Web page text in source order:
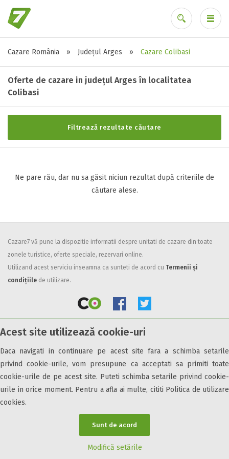
Acest site utilizează cookie-uri
Daca navigati in continuare pe acest site fara a schimba setarile
privind cookie-urile, vom presupune ca acceptati sa primiti toate
cookie-urile de pe acest site. Puteti schimba setarile privind cookie-
urile in orice moment. Pentru a afla ai multe, cititi Politica de utilizare
cookies.
Sunt de acord
Modifică setările
Cazare România » Județul Arges » Cazare Colibasi
Oferte de cazare in județul Arges în localitatea
Colibasi
Filtrează rezultate căutare
Stele / margarete
Neclasificat
1 stea / margareta
3 stele / margarete
4 stele / margarete
Selecteaza pretul
Facilități
Internet wireless
Parcare
All inclusive
Pensiune completa
Demipensiune
Mic dejun
Accepta animale
Accepta voucher vacanta
Acces persoane cu dizabilități
Ne pare rău, dar nu sa găsit niciun rezultat după criteriile de
căutare alese.
Cazare7 vă pune la dispozitie informatii despre unitati de cazare din toate
zonele turistice, oferte speciale, rezervari online.
Utilizand acest serviciu inseamna ca sunteti de acord cu Termenii și
condițiile de utilizare.
Obiective turistice Informații utile Parteneri Cazare7 Harta Cazare7